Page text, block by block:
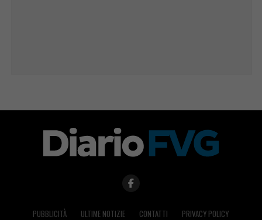
PUBBLICITÀ ULTIME NOTIZIE CONTATTI PRIVACY POLICY